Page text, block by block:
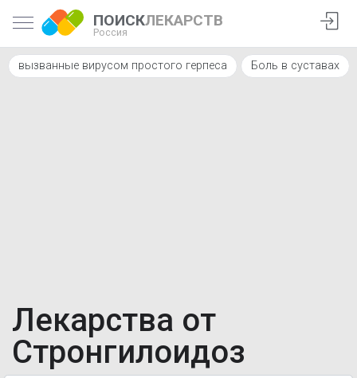
ПОИСКЛЕКАРСТВ
Россия
вызванные вирусом простого герпеса Боль в суставах
Лекарства от
Стронгилоидоз